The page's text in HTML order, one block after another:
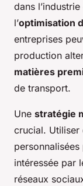
dans
l’optimisation
entreprises
production
matières
de transport.
Une stratégie
crucial. Utiliser
intéressée par
réseaux